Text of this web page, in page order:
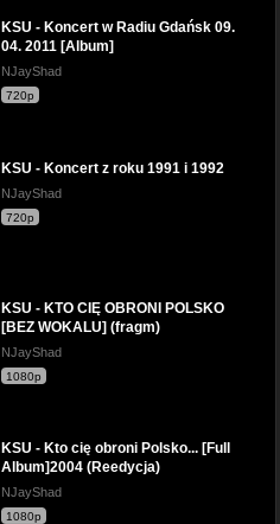
KSU - Koncert w Radiu Gdańsk 09.
04. 2011 [Album]
NJayShad
720p
KSU - Koncert z roku 1991 i 1992
NJayShad
720p
KSU - KTO CIĘ OBRONI POLSKO
[BEZ WOKALU] (fragm)
NJayShad
1080p
KSU - Kto cię obroni Polsko... [Full
Album]2004 (Reedycja)
NJayShad
1080p